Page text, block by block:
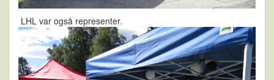
LHL var også representer.